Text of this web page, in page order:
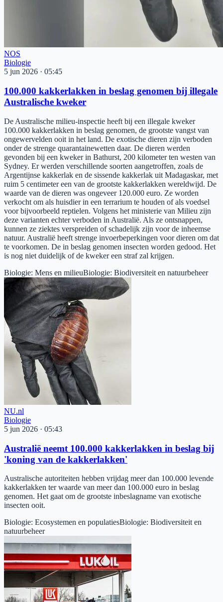
NOS
Biologie
5 jun 2026 · 05:45
100.000 kakkerlakken in beslag genomen bij illegale
Australische kweker
De Australische milieu-inspectie heeft bij een illegale kweker
100.000 kakkerlakken in beslag genomen, de grootste vangst van
ongewervelden ooit in het land. De exotische dieren zijn verboden
onder de strenge quarantainewetten daar. De dieren werden
gevonden bij een kweker in Bathurst, 200 kilometer ten westen van
Sydney. Er werden verschillende soorten aangetroffen, zoals de
Argentijnse kakkerlak en de sissende kakkerlak uit Madagaskar, met
ruim 5 centimeter een van de grootste kakkerlakken wereldwijd. De
waarde van de dieren was ongeveer 120.000 euro. Ze worden
verkocht om als huisdier in een terrarium te houden of als voedsel
voor bijvoorbeeld reptielen. Volgens het ministerie van Milieu zijn
deze varianten echter verboden in Australië. Als ze ontsnappen,
kunnen ze ziektes verspreiden of schadelijk zijn voor de inheemse
natuur. Australië heeft strenge invoerbeperkingen voor dieren om dat
te voorkomen. De in beslag genomen insecten worden gedood. Het
is nog niet duidelijk of de kweker een straf zal krijgen.
Biologie: Mens en milieuBiologie: Biodiversiteit en natuurbeheer
NU.nl
Biologie
5 jun 2026 · 05:43
Australië neemt 100.000 kakkerlakken in beslag bij
'koning van de kakkerlakken'
Australische autoriteiten hebben vrijdag meer dan 100.000 levende
kakkerlakken ter waarde van meer dan 100.000 euro in beslag
genomen. Het gaat om de grootste inbeslagname van exotische
insecten ooit.
Biologie: Ecosystemen en populatiesBiologie: Biodiversiteit en
natuurbeheer